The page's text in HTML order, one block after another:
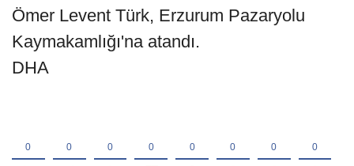
Ömer Levent Türk, Erzurum Pazaryolu
Kaymakamlığı'na atandı.
DHA